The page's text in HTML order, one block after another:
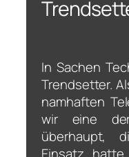
In Sachen
Trendsetter.
namhaften
wir eine
überhaupt,
Einsatz